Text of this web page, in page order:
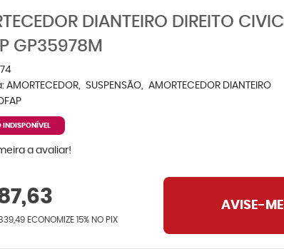
DIANTEIRO DIREITO CIVIC
GP35978M
AMORTECEDOR SUSPENSÃO
AMORTECEDOR DIANTEIRO
INDISPONÍVEL
a avaliar!
ECONOMIZE 15% NO PIX
AVISE-ME